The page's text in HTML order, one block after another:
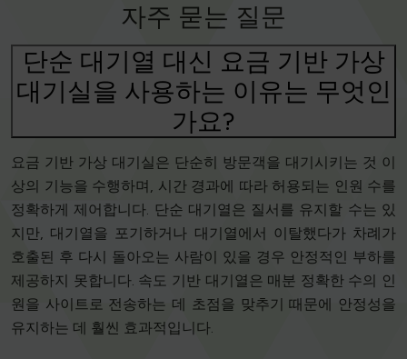
자주 묻는 질문
단순 대기열 대신 요금 기반 가상
대기실을 사용하는 이유는 무엇인
가요?
요금 기반 가상 대기실은 단순히 방문객을 대기시키는 것 이
상의 기능을 수행하며, 시간 경과에 따라 허용되는 인원 수를
정확하게 제어합니다. 단순 대기열은 질서를 유지할 수는 있
지만, 대기열을 포기하거나 대기열에서 이탈했다가 차례가
호출된 후 다시 돌아오는 사람이 있을 경우 안정적인 부하를
제공하지 못합니다. 속도 기반 대기열은 매분 정확한 수의 인
원을 사이트로 전송하는 데 초점을 맞추기 때문에 안정성을
유지하는 데 훨씬 효과적입니다.